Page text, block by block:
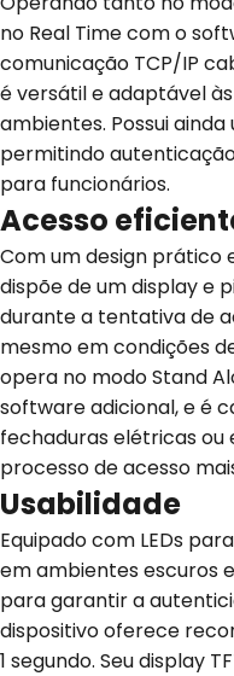
no Real Time com o
comunicação TCP/IP
é versátil e adaptável
ambientes. Possui
permitindo
para funcionários.
Acesso
Com um design prático
dispõe de um display e
durante a tentativa de
mesmo em condições
opera no modo Stand
software adicional, e é
fechaduras elétricas
processo de acesso
Usabilidade
Equipado com LEDs
em ambientes escuros
para garantir a
dispositivo oferece
1 segundo. Seu display